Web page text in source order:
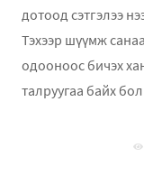
дотоод сэтгэлээ
Тэхээр шүүмж
одооноос бичэх
талруугаа байх